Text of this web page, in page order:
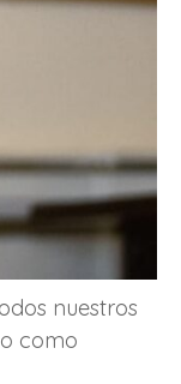
nuestros
como